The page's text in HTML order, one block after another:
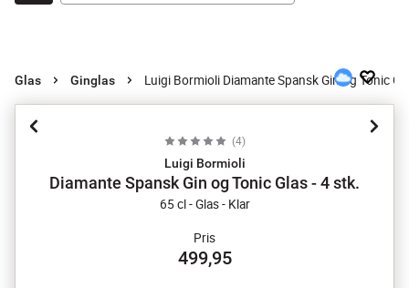
Glas Ginglas Luigi Bormioli Diamante Spansk Gin og Tonic
(4)
Luigi Bormioli
Diamante Spansk Gin og Tonic Glas - 4 stk.
65 cl - Glas - Klar
Pris
499,95